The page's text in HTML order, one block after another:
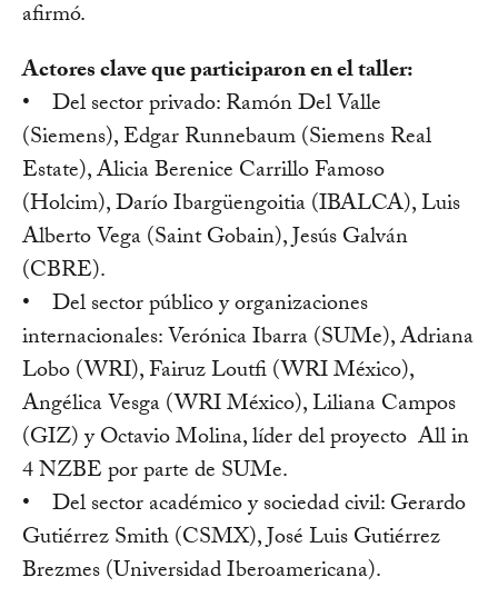
afirmó.
Actores clave que participaron en el taller:
• Del sector privado: Ramón Del Valle
(Siemens), Edgar Runnebaum (Siemens Real
Estate), Alicia Berenice Carrillo Famoso
(Holcim), Darío Ibargüengoitia (IBALCA), Luis
Alberto Vega (Saint Gobain), Jesús Galván
(CBRE).
• Del sector público y organizaciones
internacionales: Verónica Ibarra (SUMe), Adriana
Lobo (WRI), Fairuz Loutfi (WRI México),
Angélica Vesga (WRI México), Liliana Campos
(GIZ) y Octavio Molina, líder del proyecto All in
4 NZBE por parte de SUMe.
• Del sector académico y sociedad civil: Gerardo
Gutiérrez Smith (CSMX), José Luis Gutiérrez
Brezmes (Universidad Iberoamericana).